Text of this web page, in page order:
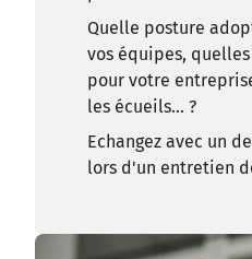
Quelle posture
vos équipes,
pour votre
les écueils… ?
Echangez avec un
lors d'un entretien